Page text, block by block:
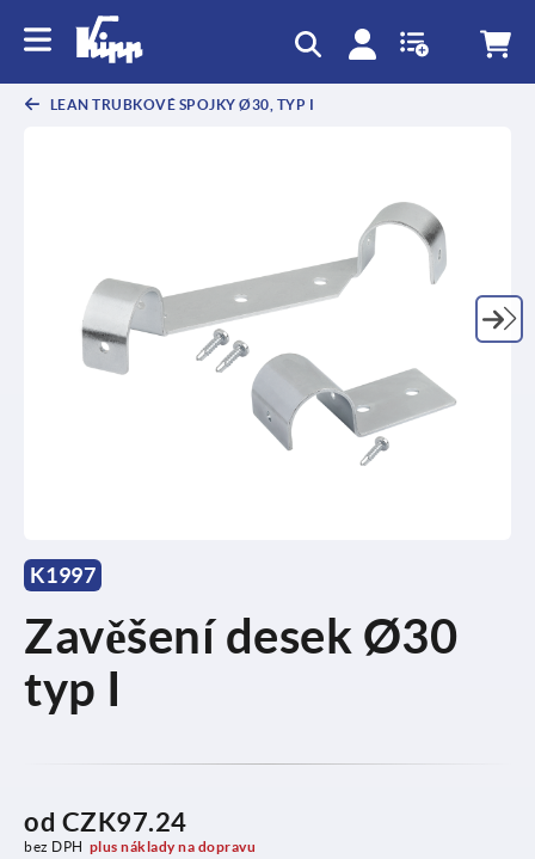
LEAN TRUBKOVÉ SPOJKY Ø30, TYP I
K1997
Zavěšení desek Ø30
typ I
od CZK97.24
bez DPH plus náklady na dopravu